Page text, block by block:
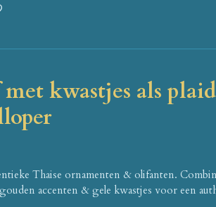
kwastjes als
Thaise ornamenten & olifanten.
accenten & gele kwastjes voor een